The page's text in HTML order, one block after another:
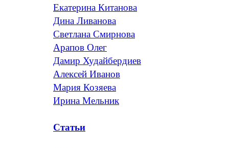
Екатерина Китанова
Дина Ливанова
Светлана Смирнова
Арапов Олег
Дамир Худайбердиев
Алексей Иванов
Мария Козяева
Ирина Мельник
Статьи